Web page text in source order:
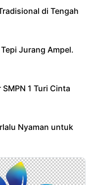
di Tengah
Jurang Ampel.
1 Turi Cinta
Nyaman untuk